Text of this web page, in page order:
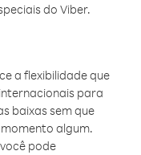
do Viber.
a flexibilidade que
para
baixas sem que
algum.
pode